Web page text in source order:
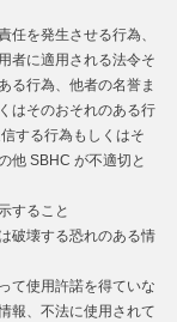
任を発生させる行為、
者に適用される法令そ
る行為、他者の名誉ま
はそのおそれのある行
する行為もしくはそ
他 SBHC が不適切と
すること
破壊する恐れのある情
て使用許諾を得ていな
報、不法に使用されて